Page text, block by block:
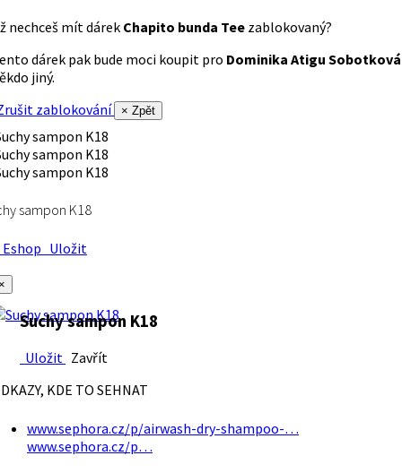
nechceš mít dárek Chapito bunda Tee zablokovaný?
dárek pak bude moci koupit pro Dominika Atigu Sobotková
jiný.
zablokování
× Zpět
sampon K18
Uložit
Suchy sampon K18
Uložit Zavřít
KDE TO SEHNAT
www.sephora.cz/p/airwash-dry-shampoo-…
www.sephora.cz/p…